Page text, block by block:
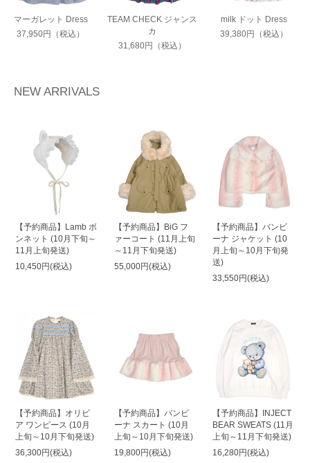
マーガレット Dress
37,950円（税込）
TEAM CHECK ジャンス
カ
31,680円（税込）
milk ドット Dress
39,380円（税込）
NEW ARRIVALS
【予約商品】Lamb ボ
ンネット (10月下旬～
11月上旬発送)
10,450円(税込)
【予約商品】BiG フ
ァーコート (11月上旬
～11月下旬発送)
55,000円(税込)
【予約商品】バンビ
ーナ ジャケット (10
月上旬～10月下旬発
送)
33,550円(税込)
【予約商品】オリビ
ア ワンピース (10月
上旬～10月下旬発送)
36,300円(税込)
【予約商品】バンビ
ーナ スカート (10月
上旬～10月下旬発送)
19,800円(税込)
【予約商品】INJECT
BEAR SWEATS (11月
上旬～11月下旬発送)
16,280円(税込)